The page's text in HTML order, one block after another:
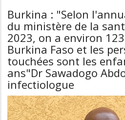
N°2,
médecin
généraliste,
médecin
chef
du
district
de
Pouytenga.
contre
le
paludisme
:
Dr
Yaro
donne
des
conseils
aux
Burkina : "Selon
du ministère de la
2023, on a environ
Burkina Faso et les
touchées sont les
ans"Dr Sawadogo
infectiologue